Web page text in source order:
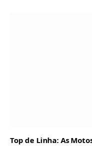
Top de Linha: As